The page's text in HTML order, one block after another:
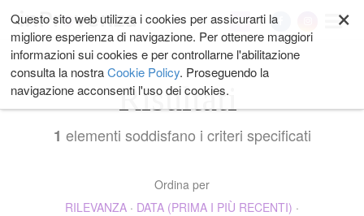
ai
contenuti.
|
Salta
alla
navigazione
My ×
Questo sito web utilizza i cookies per assicurarti la
migliore esperienza di navigazione. Per ottenere maggiori
informazioni sui cookies e per controllarne l'abilitazione
consulta la nostraCookie Policy. Proseguendo la
navigazione acconsenti l'uso dei cookies.
Risultati
1 elementi soddisfano i criteri specificati
Ordina per
RILEVANZA · DATA (PRIMA I PIÙ RECENTI) ·